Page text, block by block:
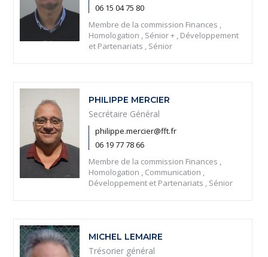
06 15 04 75 80
Membre de la commission Finances ,
Homologation , Sénior + , Développement
et Partenariats , Sénior
PHILIPPE MERCIER
Secrétaire Général
philippe.mercier@fft.fr
06 19 77 78 66
Membre de la commission Finances ,
Homologation , Communication ,
Développement et Partenariats , Sénior
MICHEL LEMAIRE
Trésorier général